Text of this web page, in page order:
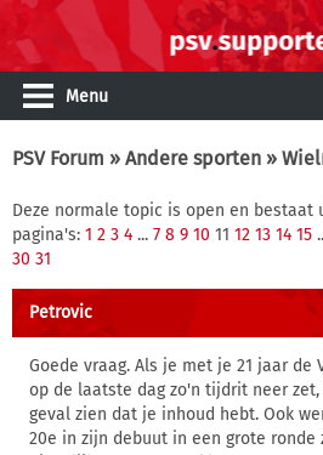
Menu
PSV Forum » Andere sporten »
Deze normale topic is open en bestaat
pagina's: 1 2 3 4 ... 7 8 9 10 11 12 13 14 15
30 31
Petrovic
Goede vraag. Als je met je 21 jaar
op de laatste dag zo'n tijdrit neer
geval zien dat je inhoud hebt. Ook
20e in zijn debuut in een grote ronde